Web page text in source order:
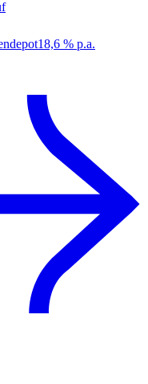
18,6 % p.a.